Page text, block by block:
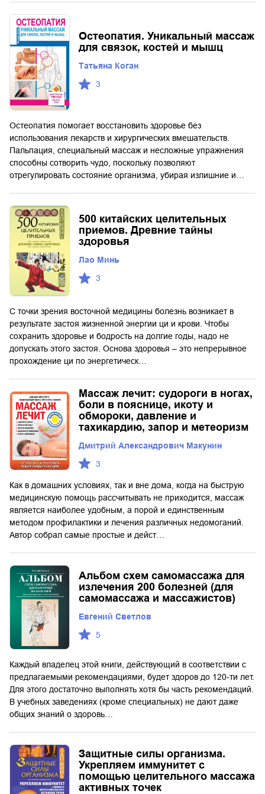
Остеопатия. Уникальный массаж
для связок, костей и мышц
Татьяна Коган
3
Остеопатия помогает восстановить здоровье без
использования лекарств и хирургических вмешательств.
Пальпация, специальный массаж и несложные упражнения
способны сотворить чудо, поскольку позволяют
отрегулировать состояние организма, убирая излишние и…
500 китайских целительных
приемов. Древние тайны
здоровья
Лао Минь
3
С точки зрения восточной медицины болезнь возникает в
результате застоя жизненной энергии ци и крови. Чтобы
сохранить здоровье и бодрость на долгие годы, надо не
допускать этого застоя. Основа здоровья – это непрерывное
прохождение ци по энергетическ…
Массаж лечит: судороги в ногах,
боли в пояснице, икоту и
обмороки, давление и
тахикардию, запор и метеоризм
Дмитрий Александрович Макунин
3
Как в домашних условиях, так и вне дома, когда на быструю
медицинскую помощь рассчитывать не приходится, массаж
является наиболее удобным, а порой и единственным
методом профилактики и лечения различных недомоганий.
Автор собрал самые простые и дейст…
Альбом схем самомассажа для
излечения 200 болезней (для
самомассажа и массажистов)
Евгений Светлов
5
Каждый владелец этой книги, действующий в соответствии с
предлагаемыми рекомендациями, будет здоров до 120-ти лет.
Для этого достаточно выполнять хотя бы часть рекомендаций.
В учебных заведениях (кроме специальных) не дают даже
общих знаний о здоровь…
Защитные силы организма.
Укрепляем иммунитет с
помощью целительного массажа
активных точек